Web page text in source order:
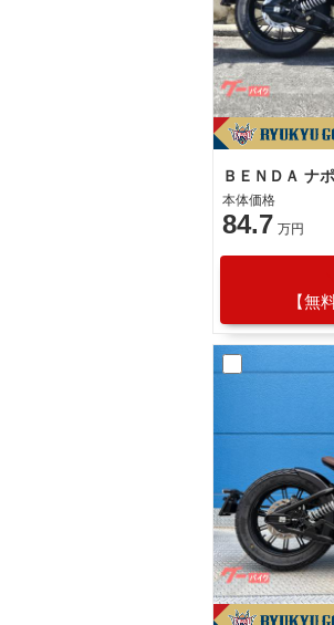
ＢＥＮＤＡ ナ
本体価格
84.7 万円
【無